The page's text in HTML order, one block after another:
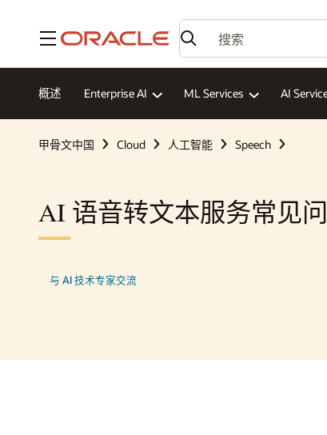
菜单
概述 Enterprise AI ML Services AI
甲骨文中国 Cloud 人工智能 Speech
AI 语音转文本服务常见
与 AI 技术专家交流